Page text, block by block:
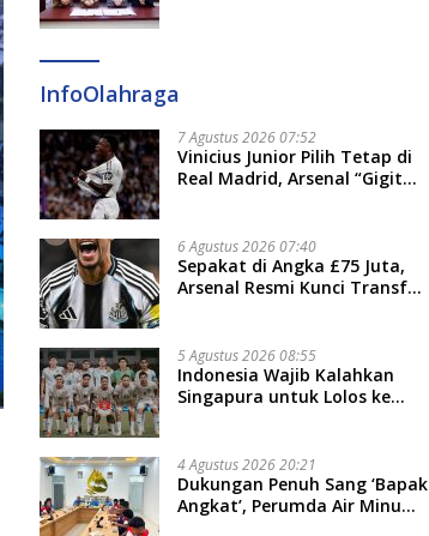
InfoOlahraga
7 Agustus 2026 07:52
Vinicius Junior Pilih Tetap di
Real Madrid, Arsenal “Gigit
6 Agustus 2026 07:40
Sepakat di Angka £75 Juta,
Arsenal Resmi Kunci Transfer
5 Agustus 2026 08:55
Indonesia Wajib Kalahkan
Singapura untuk Lolos ke
4 Agustus 2026 20:21
Dukungan Penuh Sang ‘Bapak
Angkat’, Perumda Air Minum